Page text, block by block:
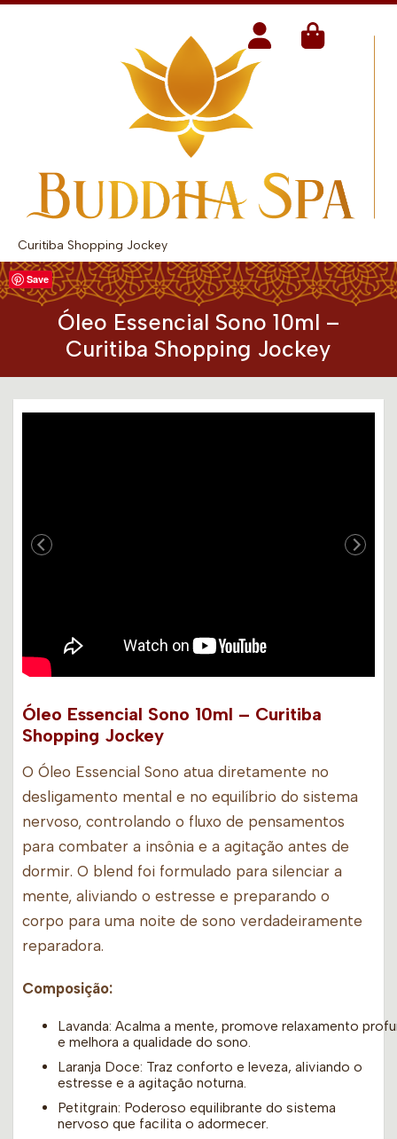
Curitiba Shopping Jockey
Óleo Essencial Sono 10ml –
Curitiba Shopping Jockey
Save
Óleo Essencial Sono 10ml – Curitiba
Shopping Jockey
O Óleo Essencial Sono atua diretamente no
desligamento mental e no equilíbrio do sistema
nervoso, controlando o fluxo de pensamentos
para combater a insônia e a agitação antes de
dormir. O blend foi formulado para silenciar a
mente, aliviando o estresse e preparando o
corpo para uma noite de sono verdadeiramente
reparadora.
Composição:
Lavanda: Acalma a mente, promove relaxamento
e melhora a qualidade do sono.
Laranja Doce: Traz conforto e leveza, aliviando o
estresse e a agitação noturna.
Petitgrain: Poderoso equilibrante do sistema
nervoso que facilita o adormecer.